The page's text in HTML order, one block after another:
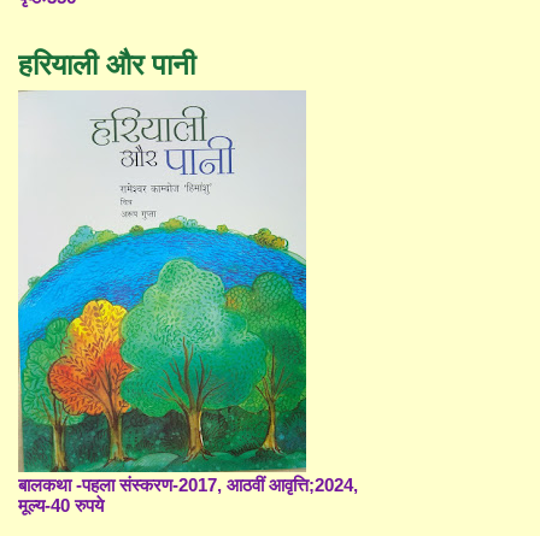
हरियाली और पानी
बालकथा -पहला संस्करण-2017, आठवीं आवृत्ति;2024,
मूल्य-40 रुपये